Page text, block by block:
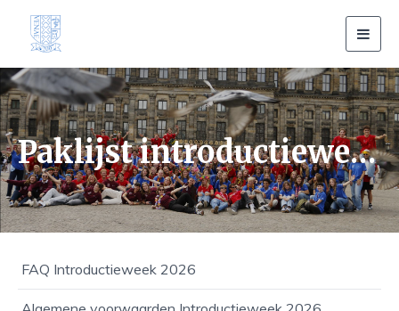
Paklijst introductieweek 2026
FAQ Introductieweek 2026